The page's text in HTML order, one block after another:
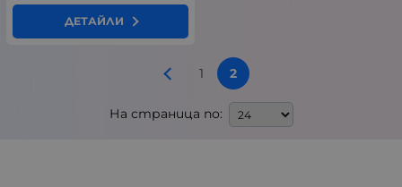
ДЕТАЙЛИ
1 2
На страница по: